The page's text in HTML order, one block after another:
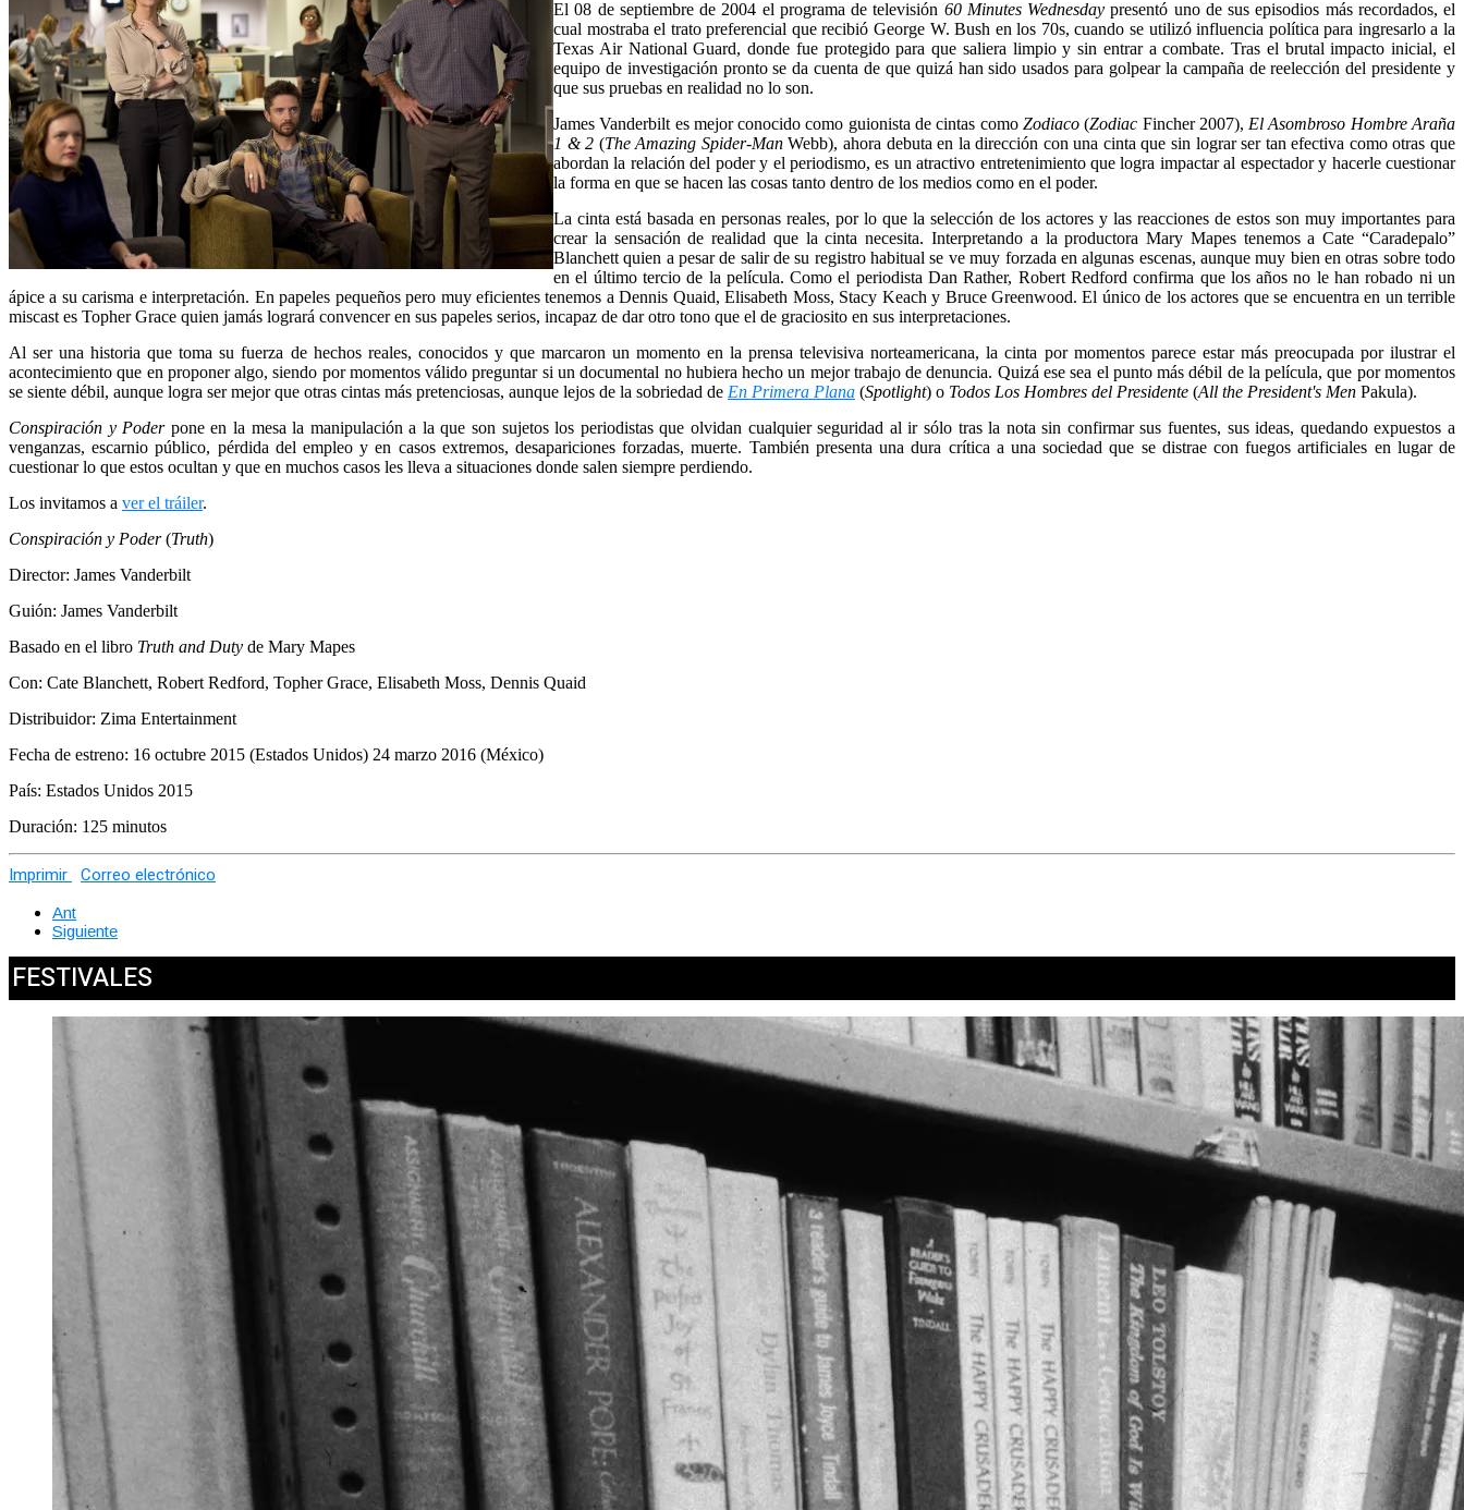
El 08 de septiembre de 2004 el programa de televisión 60 Minutes Wednesday presentó uno de sus episodios más recordados, el
cual mostraba el trato preferencial que recibió George W. Bush en los 70s, cuando se utilizó influencia política para ingresarlo a la
Texas Air National Guard, donde fue protegido para que saliera limpio y sin entrar a combate. Tras el brutal impacto inicial, el
equipo de investigación pronto se da cuenta de que quizá han sido usados para golpear la campaña de reelección del presidente y
que sus pruebas en realidad no lo son.
James Vanderbilt es mejor conocido como guionista de cintas como Zodiaco(Zodiac Fincher 2007), El Asombroso Hombre Araña
1 & 2 (The Amazing Spider-ManWebb), ahora debuta en la dirección con una cinta que sin lograr ser tan efectiva como otras que
abordan la relación del poder y el periodismo, es un atractivo entretenimiento que logra impactar al espectador y hacerle cuestionar
la forma en que se hacen las cosas tanto dentro de los medios como en el poder.
La cinta está basada en personas reales, por lo que la selección de los actores y las reacciones de estos son muy importantes para
crear la sensación de realidad que la cinta necesita. Interpretando a la productora Mary Mapes tenemos a Cate “Caradepalo”
Blanchett quien a pesar de salir de su registro habitual se ve muy forzada en algunas escenas, aunque muy bien en otras sobre todo
en el último tercio de la película. Como el periodista Dan Rather, Robert Redford confirma que los años no le han robado ni un
ápice a su carisma e interpretación. En papeles pequeños pero muy eficientes tenemos a Dennis Quaid, Elisabeth Moss, Stacy Keach y Bruce Greenwood. El único de los actores que se encuentra en un terrible
miscast es Topher Grace quien jamás logrará convencer en sus papeles serios, incapaz de dar otro tono que el de graciosito en sus interpretaciones.
Al ser una historia que toma su fuerza de hechos reales, conocidos y que marcaron un momento en la prensa televisiva norteamericana, la cinta por momentos parece estar más preocupada por ilustrar el
acontecimiento que en proponer algo, siendo por momentos válido preguntar si un documental no hubiera hecho un mejor trabajo de denuncia. Quizá ese sea el punto más débil de la película, que por momentos
se siente débil, aunque logra ser mejor que otras cintas más pretenciosas, aunque lejos de la sobriedad de En Primera Plana (Spotlight) o Todos Los Hombres del Presidente (All the President's Men Pakula).
Conspiración y Poder pone en la mesa la manipulación a la que son sujetos los periodistas que olvidan cualquier seguridad al ir sólo tras la nota sin confirmar sus fuentes, sus ideas, quedando expuestos a
venganzas, escarnio público, pérdida del empleo y en casos extremos, desapariciones forzadas, muerte. También presenta una dura crítica a una sociedad que se distrae con fuegos artificiales en lugar de
cuestionar lo que estos ocultan y que en muchos casos les lleva a situaciones donde salen siempre perdiendo.
Los invitamos a ver el tráiler.
Conspiración y Poder(Truth)
Director: James Vanderbilt
Guión: James Vanderbilt
Basado en el libro Truth and Duty de Mary Mapes
Con: Cate Blanchett, Robert Redford, Topher Grace, Elisabeth Moss, Dennis Quaid
Distribuidor: Zima Entertainment
Fecha de estreno: 16 octubre 2015 (Estados Unidos) 24 marzo 2016 (México)
País: Estados Unidos 2015
Duración: 125 minutos
Imprimir Correo electrónico
Ant
Siguiente
FESTIVALES